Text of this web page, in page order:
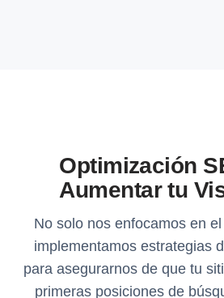
Optimización
Aumentar tu
No solo nos enfocamos en
implementamos estrategias
para asegurarnos de que tu
primeras posiciones de